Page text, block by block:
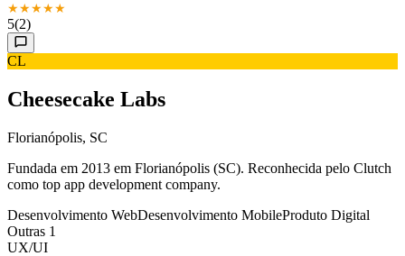
★★★★★
5(2)
CL
Cheesecake Labs
Florianópolis, SC
Fundada em 2013 em Florianópolis (SC). Reconhecida pelo Clutch
como top app development company.
Desenvolvimento WebDesenvolvimento MobileProduto Digital
Outras 1
UX/UI